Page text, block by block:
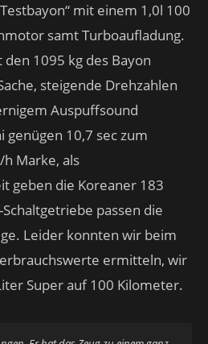
mit einem 1,0l 100
samt Turboaufladung.
1095 kg des Bayon
steigende Drehzahlen
Auspuffsound
10,7 sec zum
Marke, als
geben die Koreaner 183
passen die
Leider konnten wir beim
ermitteln, wir
Super auf 100 Kilometer.